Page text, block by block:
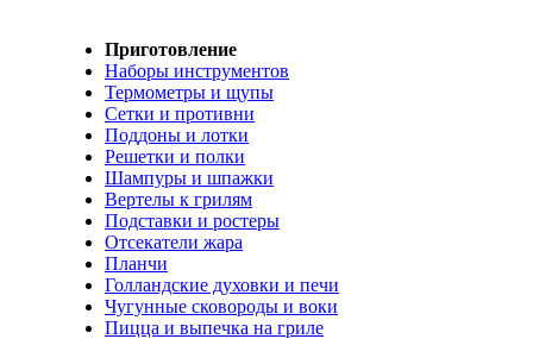
Приготовление
Наборы инструментов
Термометры и щупы
Сетки и противни
Поддоны и лотки
Решетки и полки
Шампуры и шпажки
Вертелы к грилям
Подставки и ростеры
Отсекатели жара
Планчи
Голландские духовки и печи
Чугунные сковороды и воки
Пицца и выпечка на гриле